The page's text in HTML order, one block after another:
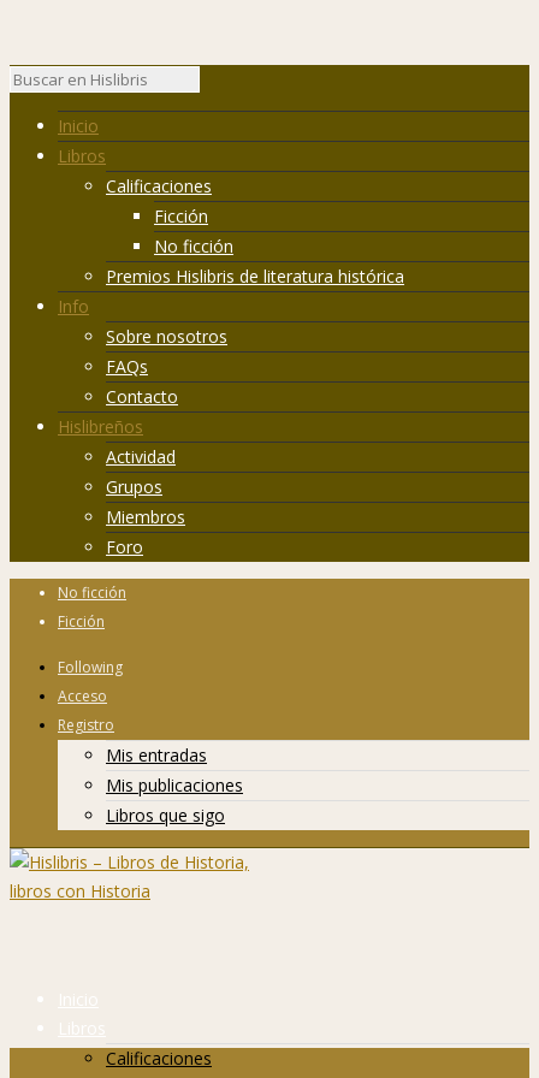
Inicio
Libros
Calificaciones
Ficción
No ficción
Premios Hislibris de literatura histórica
Info
Sobre nosotros
FAQs
Contacto
Hislibreños
Actividad
Grupos
Miembros
Foro
No ficción
Ficción
Following
Acceso
Registro
Mis entradas
Mis publicaciones
Libros que sigo
Inicio
Libros
Calificaciones